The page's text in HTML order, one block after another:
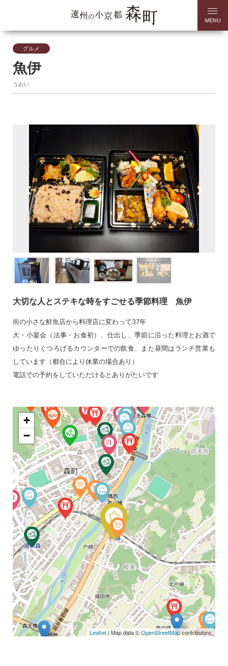
グルメ
魚伊
うおい
大切な人とステキな時をすごせる季節料理 魚伊
街の小さな鮮魚店から料理店に変わって37年
大・小宴会（法事・お食初）、仕出し、季節に沿った料理とお酒で
ゆったりくつろげるカウンターでの飲食、また昼間はランチ営業も
しています（都合により休業の場合あり）
電話での予約をしていただけるとありがたいです
+
−
Leaflet | Map data ©OpenStreetMapcontributors,